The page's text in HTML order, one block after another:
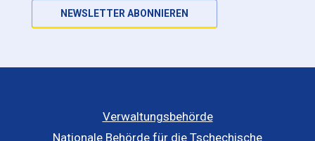
NEWSLETTER ABONNIEREN
Verwaltungsbehörde
Nationale Behörde für die Tschechische